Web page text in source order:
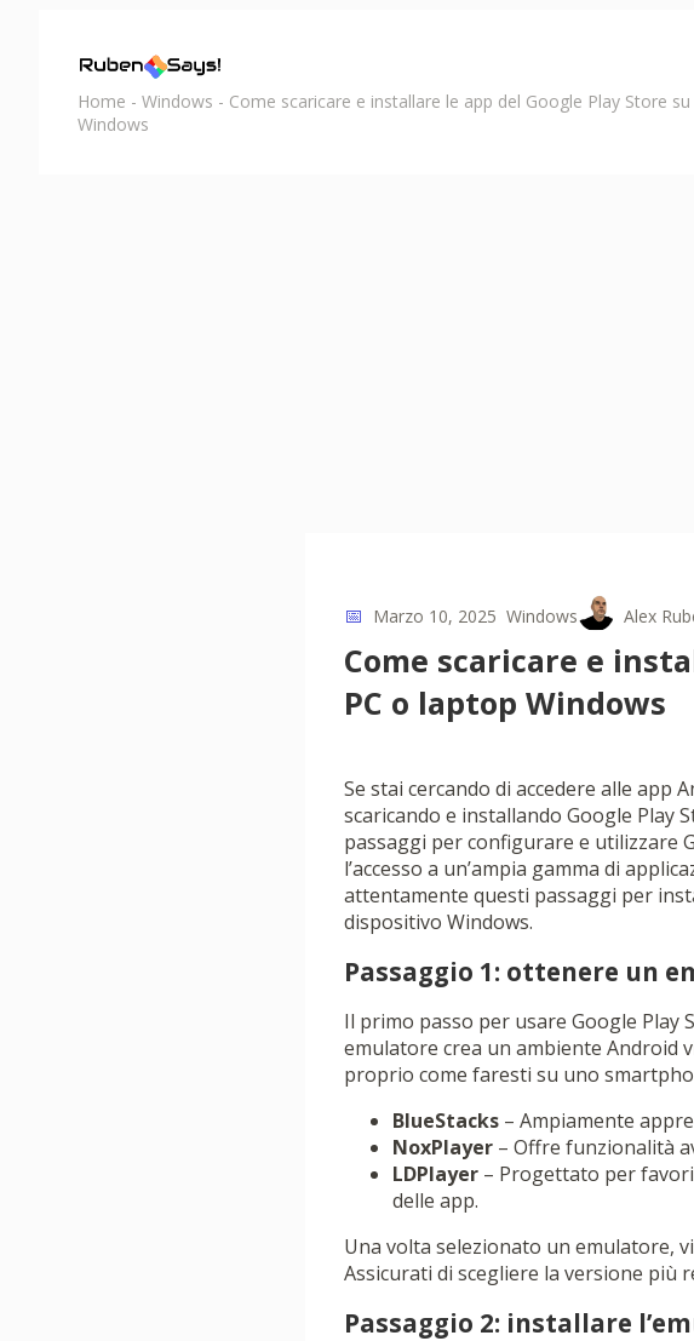
Home - Windows - Come scaricare e installare le app del Google Play Store
Windows
📅 Marzo 10, 2025 Windows Alex
Come scaricare e
PC o laptop Windows
Se stai cercando di accedere alle app
scaricando e installando Google Play
passaggi per configurare e utilizzare
l’accesso a un’ampia gamma di
attentamente questi passaggi per
dispositivo Windows.
Passaggio 1: ottenere un
Il primo passo per usare Google Play
emulatore crea un ambiente Android
proprio come faresti su uno
BlueStacks – Ampiamente
NoxPlayer – Offre funzionalità
LDPlayer – Progettato per
delle app.
Una volta selezionato un emulatore,
Assicurati di scegliere la versione
Passaggio 2: installare